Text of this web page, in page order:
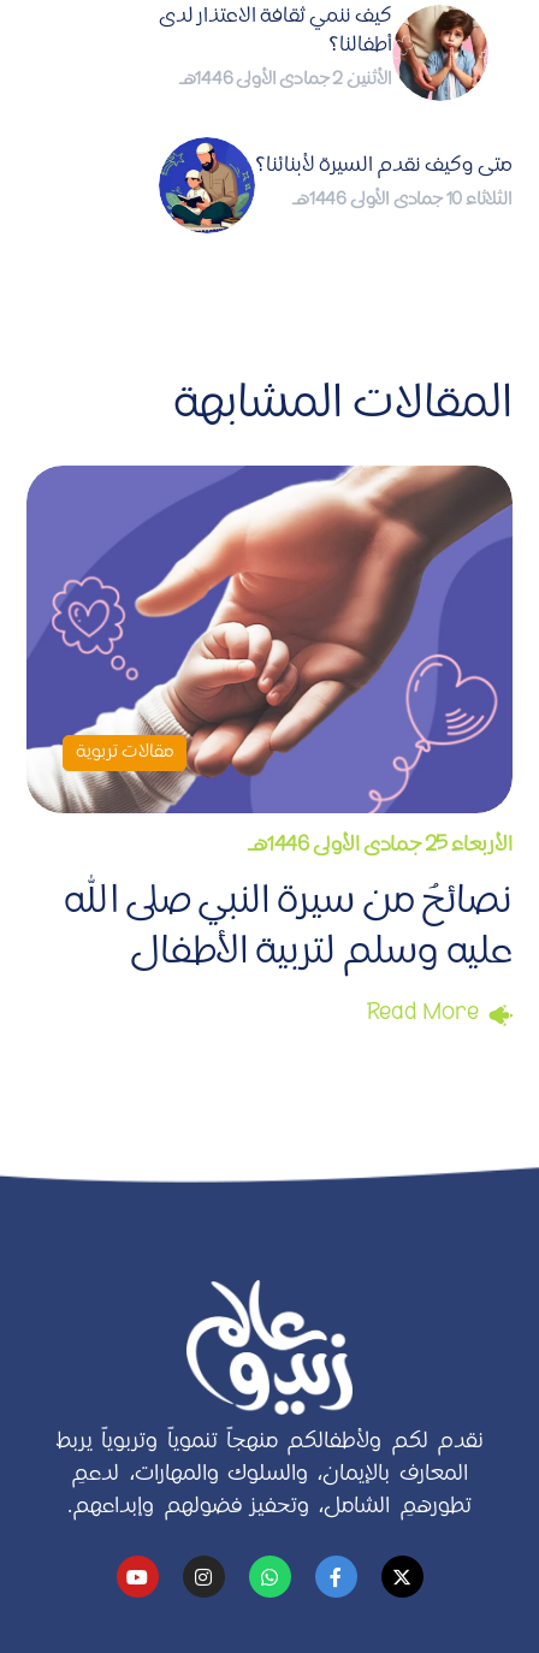
كيف ننمي ثقافة الاعتذار لدى
أطفالنا؟
الأثنين 2 جمادى الأولى 1446هـ
متى وكيف نقدم السيرة لأبنائنا؟
الثلاثاء 10 جمادى الأولى 1446هـ
المقالات المشابهة
مقالات تربوية
الأربعاء 25 جمادى الأولى 1446هـ
نصائحُ من سيرة النبي صلى الله
عليه وسلم لتربية الأطفال
Read More
نقدم لكم ولأطفالكم منهجاً تنموياً وتربوياً يربط
المعارف بالإيمان، والسلوك والمهارات، لدعمِ
تطورهمِ الشامل، وتحفيز فضولهم وإبداعهم.